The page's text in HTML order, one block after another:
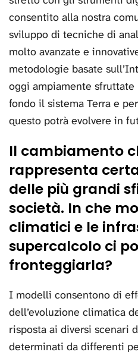
consentito alla nostra
sviluppo di tecniche di
molto avanzate e
metodologie basate
oggi ampiamente
fondo il sistema Terra e
questo potrà evolvere in
Il cambiamento
rappresenta
delle più grandi
società. In che
climatici e le
supercalcolo ci
fronteggiarla?
I modelli consentono di
dell’evoluzione climatica
risposta ai diversi scenari
determinati da differenti